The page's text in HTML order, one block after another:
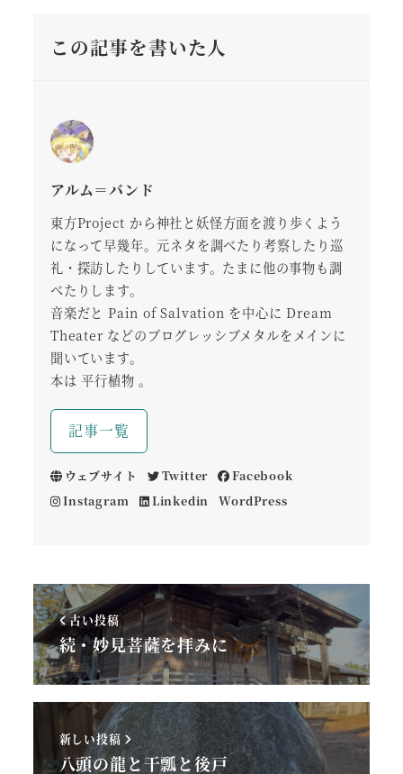
この記事を書いた人
アルム＝バンド
東方Project から神社と妖怪方面を渡り歩くよう
になって早幾年。元ネタを調べたり考察したり巡
礼・探訪したりしています。たまに他の事物も調
べたりします。
音楽だと Pain of Salvation を中心に Dream
Theater などのプログレッシブメタルをメインに
聞いています。
本は 平行植物 。
記事一覧
ウェブサイト Twitter
Facebook
Instagram
Linkedin WordPress
古い投稿
続・妙見菩薩を拝みに
新しい投稿
八頭の龍と干瓢と後戸